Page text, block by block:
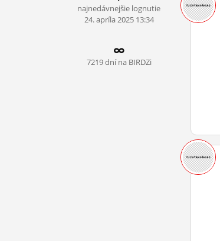
MÔJ PROFIL
ROLETA
najnedávnejšie lognutie
24.apríla2025 13:34
7219 dní na BIRDZi